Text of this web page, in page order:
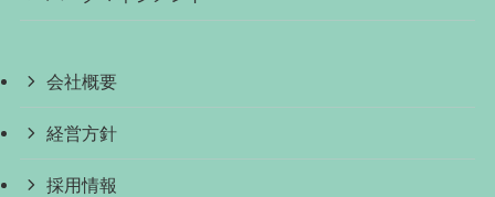
会社概要
経営方針
採用情報